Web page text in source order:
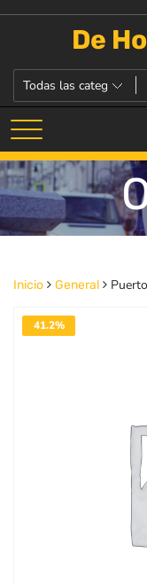
De
Inicio General
41.2%